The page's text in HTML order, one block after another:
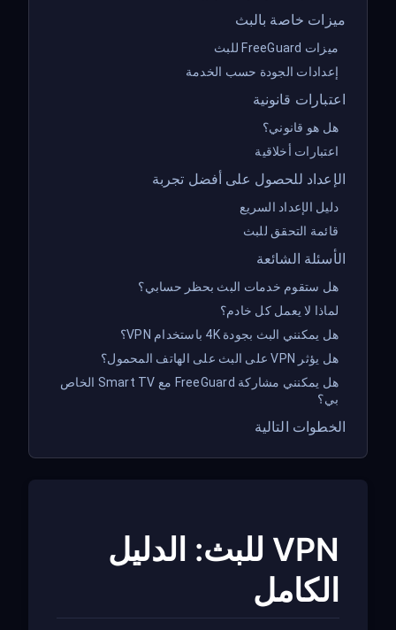
ميزات خاصة بالبث
ميزات FreeGuard للبث
إعدادات الجودة حسب الخدمة
اعتبارات قانونية
هل هو قانوني؟
اعتبارات أخلاقية
الإعداد للحصول على أفضل تجربة
دليل الإعداد السريع
قائمة التحقق للبث
الأسئلة الشائعة
هل ستقوم خدمات البث بحظر حسابي؟
لماذا لا يعمل كل خادم؟
هل يمكنني البث بجودة 4K باستخدام VPN؟
هل يؤثر VPN على البث على الهاتف المحمول؟
هل يمكنني مشاركة FreeGuard مع Smart TV الخاص
بي؟
الخطوات التالية
VPN للبث: الدليل
الكامل